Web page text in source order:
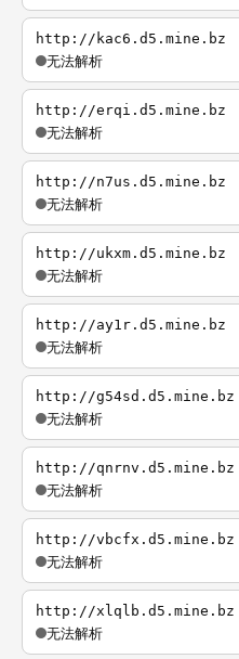
http://kac6.d5.mine.bz
无法解析
http://erqi.d5.mine.bz
无法解析
http://n7us.d5.mine.bz
无法解析
http://ukxm.d5.mine.bz
无法解析
http://ay1r.d5.mine.bz
无法解析
http://g54sd.d5.mine.bz
无法解析
http://qnrnv.d5.mine.bz
无法解析
http://vbcfx.d5.mine.bz
无法解析
http://xlqlb.d5.mine.bz
无法解析